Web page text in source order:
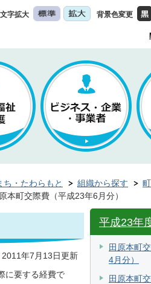
文字拡大 背景色変更
・たわらもと 組織から探す
本町交際費（平成23年6月分）
2011年7月13日更新
に要する経費で
平成23年
田原本町
4月分）
田原本町